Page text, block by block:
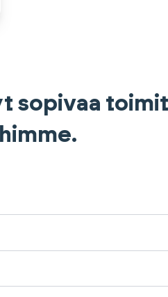
sopivaa